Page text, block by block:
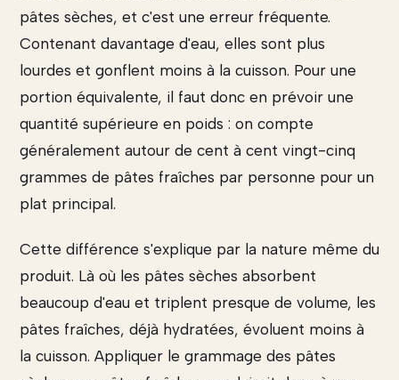
pâtes sèches, et c'est une erreur fréquente.
Contenant davantage d'eau, elles sont plus
lourdes et gonflent moins à la cuisson. Pour une
portion équivalente, il faut donc en prévoir une
quantité supérieure en poids : on compte
généralement autour de cent à cent vingt-cinq
grammes de pâtes fraîches par personne pour un
plat principal.
Cette différence s'explique par la nature même du
produit. Là où les pâtes sèches absorbent
beaucoup d'eau et triplent presque de volume, les
pâtes fraîches, déjà hydratées, évoluent moins à
la cuisson. Appliquer le grammage des pâtes